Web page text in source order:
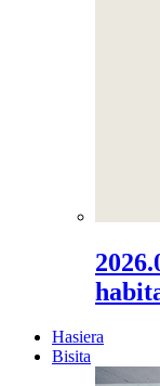
Hasiera
Bisita